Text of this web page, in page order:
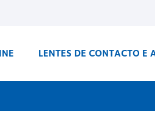
LENTES DE CONTACTO E